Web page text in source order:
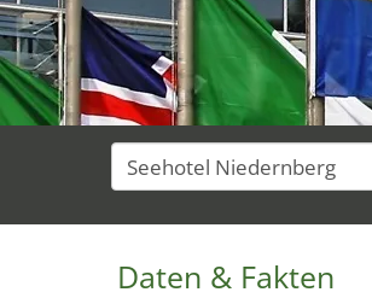
Daten & Fakten